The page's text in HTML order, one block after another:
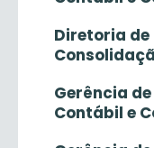
Diretoria
Gerência
Contábil e